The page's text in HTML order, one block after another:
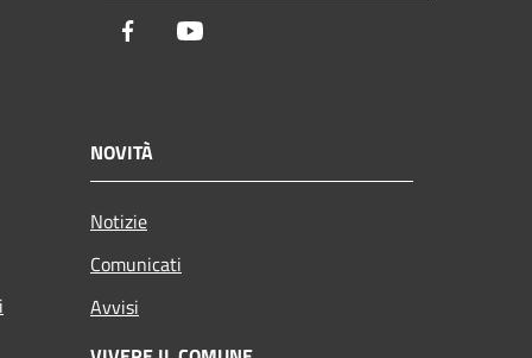
Facebook
NOVITÀ
Notizie
Comunicati
Avvisi